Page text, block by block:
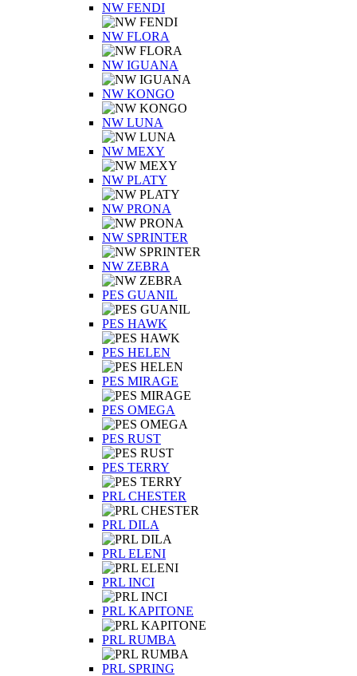
NW FENDI
NW FLORA
NW IGUANA
NW KONGO
NW LUNA
NW MEXY
NW PLATY
NW PRONA
NW SPRINTER
NW ZEBRA
PES GUANIL
PES HAWK
PES HELEN
PES MIRAGE
PES OMEGA
PES RUST
PES TERRY
PRL CHESTER
PRL DILA
PRL ELENI
PRL INCI
PRL KAPITONE
PRL RUMBA
PRL SPRING